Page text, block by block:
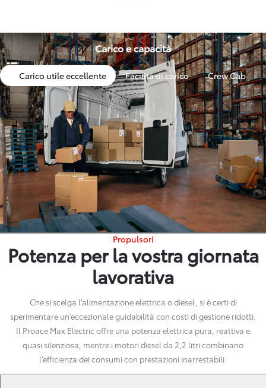
Carico e capacità
Carico utile eccellente Facilità di carico Crew Cab
Propulsori
Potenza per la vostra giornata
lavorativa
Che si scelga l'alimentazione elettrica o diesel, si è certi di
sperimentare un'eccezionale guidabilità con costi di gestione ridotti.
Il Proace Max Electric offre una potenza elettrica pura, reattiva e
quasi silenziosa, mentre i motori diesel da 2,2 litri combinano
l'efficienza dei consumi con prestazioni inarrestabili.